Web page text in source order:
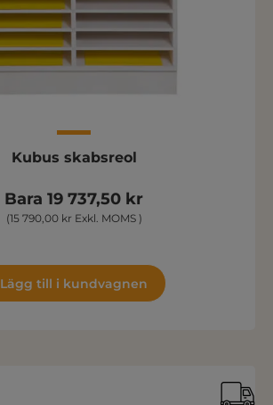
Kubus skabsreol
Bara 19 737,50 kr
(15 790,00 kr Exkl. MOMS )
Lägg till i kundvagnen